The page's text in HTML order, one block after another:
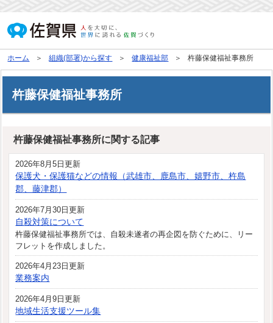
ホーム 組織(部署)から探す 健康福祉部 杵藤保健福祉事務所
杵藤保健福祉事務所
杵藤保健福祉事務所に関する記事
2026年8月5日更新
保護犬・保護猫などの情報（武雄市、鹿島市、嬉野市、杵島
郡、藤津郡）
2026年7月30日更新
自殺対策について
杵藤保健福祉事務所では、自殺未遂者の再企図を防ぐために、リー
フレットを作成しました。
2026年4月23日更新
業務案内
2026年4月9日更新
地域生活支援ツール集